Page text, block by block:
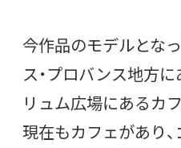
今作品のモデルとな
ス・プロバンス地方
リュム広場にあるカ
現在もカフェがあり